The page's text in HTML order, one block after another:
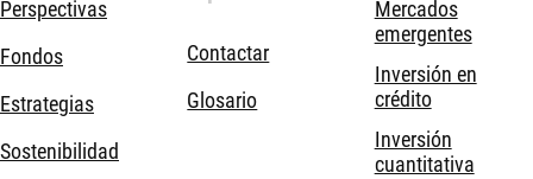
Perspectivas
Fondos
Estrategias
Sostenibilidad
Contactar
Glosario
Mercados
emergentes
Inversión en
crédito
Inversión
cuantitativa